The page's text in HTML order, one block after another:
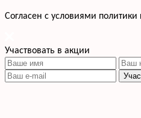
Cогласен с условиями
Участвовать в акции